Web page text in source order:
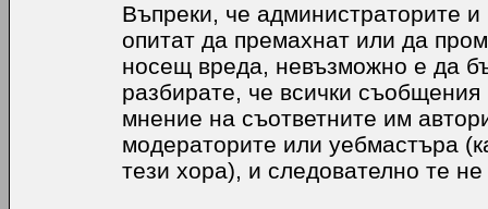
Въпреки, че администраторите
опитат да премахнат или да
носещ вреда, невъзможно е да
разбирате, че всички
мнение на съответните им
модераторите или уебмастъра
тези хора), и следователно те не